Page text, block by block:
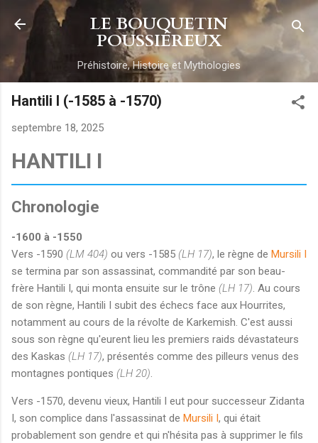
Accéder au contenu principal
LE BOUQUETIN
POUSSIÉREUX
Préhistoire, Histoire et Mythologies
Hantili I (-1585 à -1570)
septembre 18, 2025
HANTILI I
Chronologie
-1600 à -1550
Vers -1590 (LM 404) ou vers -1585 (LH 17), le règne de Mursili I
se termina par son assassinat, commandité par son beau-
frère Hantili I, qui monta ensuite sur le trône (LH 17). Au cours
de son règne, Hantili I subit des échecs face aux Hourrites,
notamment au cours de la révolte de Karkemish. C'est aussi
sous son règne qu'eurent lieu les premiers raids dévastateurs
des Kaskas (LH 17), présentés comme des pilleurs venus des
montagnes pontiques (LH 20).
Vers -1570, devenu vieux, Hantili I eut pour successeur Zidanta
I, son complice dans l'assassinat de Mursili I, qui était
probablement son gendre et qui n'hésita pas à supprimer le fils